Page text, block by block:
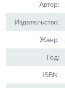
Автор:
Издательство:
Жанр:
Год:
ISBN: